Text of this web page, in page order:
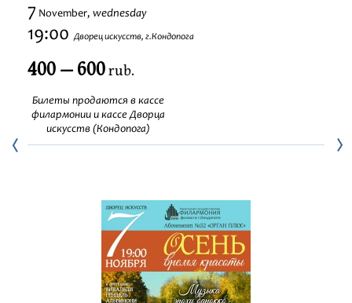
Festivals
7 November, wednesday
19:00 Дворец искусств, г.Кондопога
400 — 600rub.
Билеты продаются в кассе
филармонии и кассе Дворца
искусств (Кондопога)